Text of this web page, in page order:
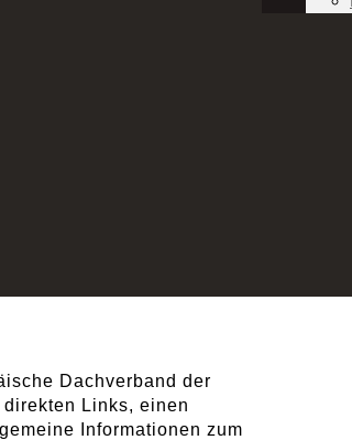
Dachverband der
Links, einen
Informationen zum